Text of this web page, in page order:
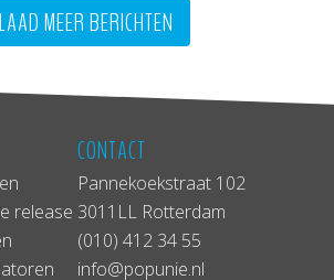
LAAD MEER BERICHTEN
release
CONTACT
Pannekoekstraat 102
3011LL Rotterdam
(010) 412 34 55
info@popunie.nl